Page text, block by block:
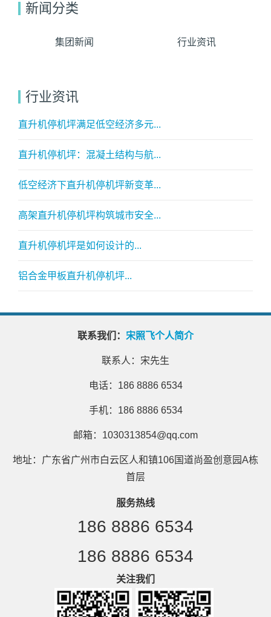
新闻分类
集团新闻 行业资讯
行业资讯
直升机停机坪满足低空经济多元...
直升机停机坪：混凝土结构与航...
低空经济下直升机停机坪新变革...
高架直升机停机坪构筑城市安全...
直升机停机坪是如何设计的...
铝合金甲板直升机停机坪...
联系我们： 宋照飞个人简介
联系人：宋先生
电话：186 8886 6534
手机：186 8886 6534
邮箱：1030313854@qq.com
地址：广东省广州市白云区人和镇106国道尚盈创意园A栋
首层
服务热线
186 8886 6534
186 8886 6534
关注我们